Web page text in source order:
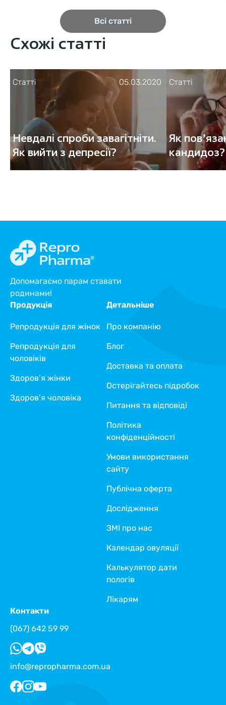
Всі статті
Схожі статті
Статті 05.03.2020
Невдалі спроби завагітніти.
Як вийти з депресії?
Статті
Як
кандидоз?
Допомагаємо парам ставати
родинами!
Детальніше
Про компанію
Блог
Доставка та оплата
Остерігайтесь підробок
Питання та відповіді
Політика
конфіденційності
Умови використання
сайту
Публічна оферта
Дослідження
ЗМІ про нас
Календар овуляції
Калькулятор дати
пологів
Лікарям
Продукція
Репродукція для жінок
Репродукція для
чоловіків
Здоров’я жінки
Здоров’я чоловіка
Контакти
(067) 642 59 99
info@repropharma.com.ua